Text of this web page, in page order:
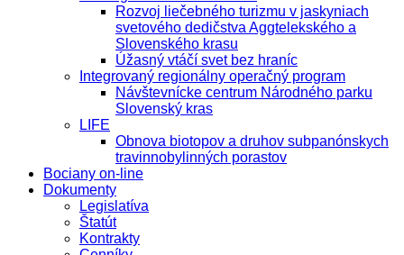
Rozvoj liečebného turizmu v jaskyniach
svetového dedičstva Aggtelekského a
Slovenského krasu
Úžasný vtáčí svet bez hraníc
Integrovaný regionálny operačný program
Návštevnícke centrum Národného parku
Slovenský kras
LIFE
Obnova biotopov a druhov subpanónskych
travinnobylinných porastov
Bociany on-line
Dokumenty
Legislatíva
Štatút
Kontrakty